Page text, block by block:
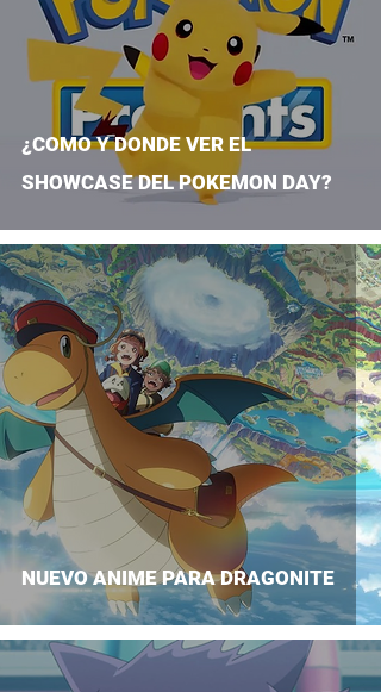
¿COMO Y DONDE VER EL
SHOWCASE DEL POKEMON DAY?
NUEVO ANIME PARA DRAGONITE